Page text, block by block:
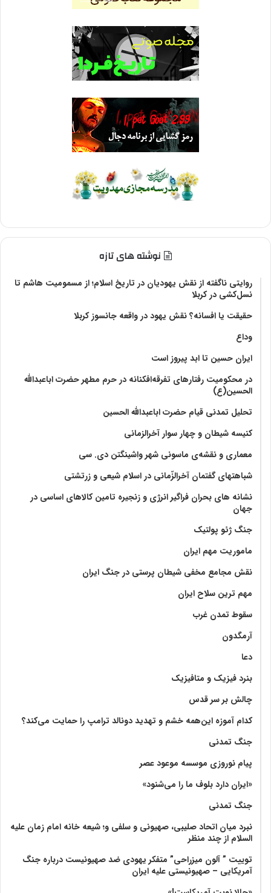
نوشته های تازه
روایتی ناگفته از نقش یهودیان در تاریخ اسلام؛ از مسمومیت هاشم تا
نسل‌کشی در کربلا
حقیقت یا افسانه؟‌ نقش یهود در واقعه جانسوز کربلا
وداع
ایران حسین تا ابد پیروز است
در محکومیت رفتارهای تفرقه‌افکنانه در حرم مطهر حضرت اباعبدالله
الحسین(ع)
تحلیل تمدنی قیام حضرت اباعبدالله الحسین
کنیسه شیطان و چهار سوار آخرالزمانی
معماری و نقشه‌ی ماسونی شهر واشينگتن دی. سی
شباهتهای گفتمان آخر‌الزّمانی در اسلام شیعی و زرتشتی
نشانه های بحران فراگیر انرژی و زنجیره تامین کالاهای اساسی در
جهان
جنگ ژئو پولتیک
ماموریت مهم ایران
نقش مجامع مخفی شیطان پرستی در جنگ ایران
مهم ترین سلاح ایران
سقوط تمدن غرب
آرمگدون
دعا
بنرد فیزیک و متافیزیک
چالش بر سر قدس
کدام آموزه این‌همه خشم و تهدید دونالد ترامپ را حمایت می‌کند؟
جنگ تمدنی
پیام نوروزی موسسه موعود عصر
«ایران دارد بلوف ما را می‌شنود»
جنگ تمدنی
نبرد میان اتحاد صلیبی، صهیونی و سلفی و؛ شیعه خانه امام زمان علیه
السلام از چند منظر
توییت ” آلون میزراحی” متفکر یهودی ضد صهیونیست درباره جنگ
آمریکایی – صهیونیستی علیه ایران